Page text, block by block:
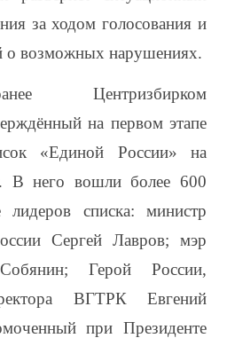
за ходом голосования и
о возможных нарушениях.
Центризбирком
на первом этапе
«Единой России» на
В него вошли более 600
лидеров списка: министр
Сергей Лавров; мэр
Герой России,
ВГТРК Евгений
при Президенте